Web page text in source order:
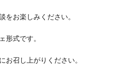
をお楽しみください。
形式です。
お召し上がりください。